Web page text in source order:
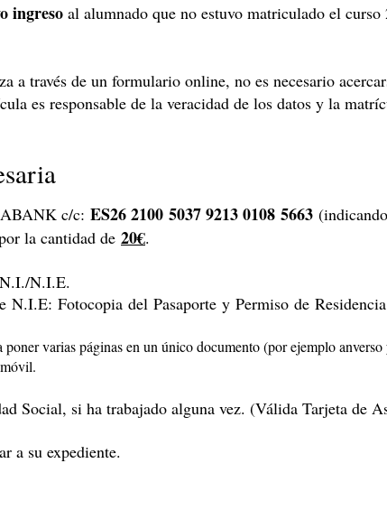
ingreso al alumnado que no estuvo matriculado el
a través de un formulario online, no es necesario
es responsable de la veracidad de los datos y la
c/c: ES26 2100 5037 9213 0108 5663
la cantidad de 20€.
N.I.E.
N.I.E: Fotocopia del Pasaporte y Permiso de
poner varias páginas en un único documento (por ejemplo
Social, si ha trabajado alguna vez. (Válida Tarjeta de
a su expediente.